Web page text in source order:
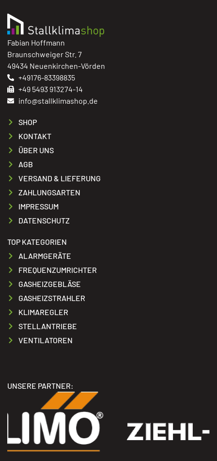
Fabian Hoffmann
Braunschweiger Str. 7
49434 Neuenkirchen-Vörden
+49176-83398835
+49 5493 913274-14
info@stallklimashop.de
SHOP
KONTAKT
ÜBER UNS
AGB
VERSAND & LIEFERUNG
ZAHLUNGSARTEN
IMPRESSUM
DATENSCHUTZ
TOP KATEGORIEN
ALARMGERÄTE
FREQUENZUMRICHTER
GASHEIZGEBLÄSE
GASHEIZSTRAHLER
KLIMAREGLER
STELLANTRIEBE
VENTILATOREN
UNSERE PARTNER: